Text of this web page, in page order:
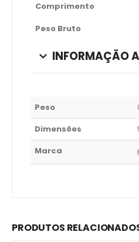
Comprimento
Peso Bruto
INFORMAÇÃO
Peso
Dimensões
Marca
PRODUTOS